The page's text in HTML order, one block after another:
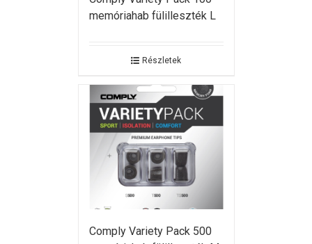
memóriahab fülilleszték L
Részletek
Comply Variety Pack 500